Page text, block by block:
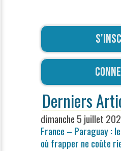
Derniers
dimanche 5 juillet
France – Paraguay :
où frapper ne coûte